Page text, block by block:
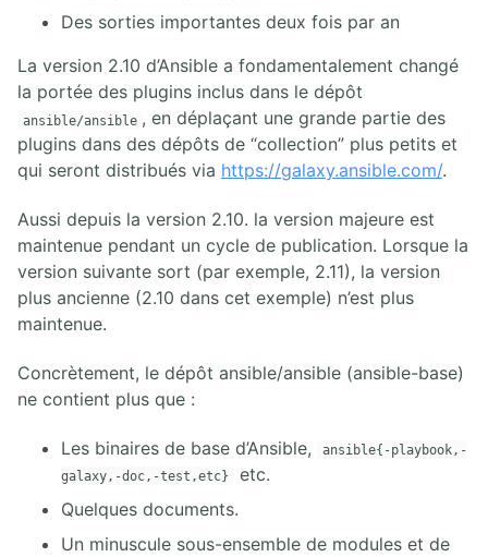
Des sorties importantes deux fois par an
La version 2.10 d’Ansible a fondamentalement changé
la portée des plugins inclus dans le dépôt
ansible/ansible , en déplaçant une grande partie des
plugins dans des dépôts de “collection” plus petits et
qui seront distribués via https://galaxy.ansible.com/.
Aussi depuis la version 2.10. la version majeure est
maintenue pendant un cycle de publication. Lorsque la
version suivante sort (par exemple, 2.11), la version
plus ancienne (2.10 dans cet exemple) n’est plus
maintenue.
Concrètement, le dépôt ansible/ansible (ansible-base)
ne contient plus que :
Les binaires de base d’Ansible,
ansible{-playbook,-
galaxy,-doc,-test,etc}
etc.
Quelques documents.
Un minuscule sous-ensemble de modules et de